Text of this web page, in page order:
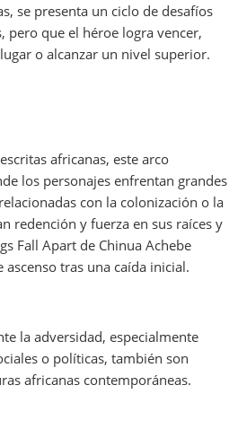
se presenta un ciclo de desafíos
pero que el héroe logra vencer,
o alcanzar un nivel superior.
africanas, este arco
los personajes enfrentan grandes
con la colonización o la
redención y fuerza en sus raíces y
Fall Apart de Chinua Achebe
tras una caída inicial.
la adversidad, especialmente
o políticas, también son
africanas contemporáneas.